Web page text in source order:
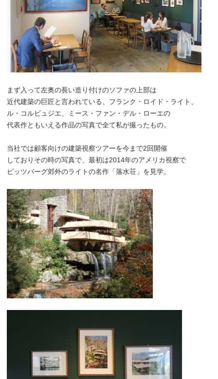
まず入って左奥の長い造り付けのソファの上部は
近代建築の巨匠と言われている、フランク・ロイド・ライト、
ル・コルビュジエ、ミース・ファン・デル・ローエの
代表作ともいえる作品の写真で全て私が撮ったもの。
当社では顧客向けの建築視察ツアーを今まで2回開催
しておりその時の写真で、最初は2014年のアメリカ視察で
ピッツバーグ郊外のライトの名作「落水荘」を見学。